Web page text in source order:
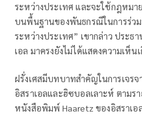
ระหว่างประเทศ และจะใช้กฎหมา
บนพื้นฐานของพันธกรณีในการร่ว
ระหว่างประเทศ” เขากล่าว ประธ
เอล มาครงยังไม่ได้แสดงความเห็
ฝรั่งเศสมีบทบาทสำคัญในการเจรจ
อิสราเอลและฮิซบอลเลาะห์ ตามร
หนังสือพิมพ์ Haaretz ของอิสราเอ